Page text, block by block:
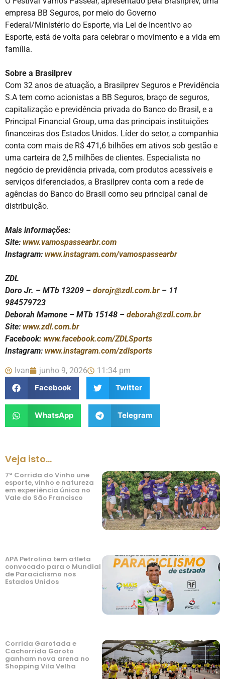
empresa BB Seguros, por meio do Governo
Federal/Ministério do Esporte, via Lei de Incentivo ao
Esporte, está de volta para celebrar o movimento e a vida em
família.
Sobre a Brasilprev
Com 32 anos de atuação, a Brasilprev Seguros e Previdência
S.A tem como acionistas a BB Seguros, braço de seguros,
capitalização e previdência privada do Banco do Brasil, e a
Principal Financial Group, uma das principais instituições
financeiras dos Estados Unidos. Líder do setor, a companhia
conta com mais de R$ 471,6 bilhões em ativos sob gestão e
uma carteira de 2,5 milhões de clientes. Especialista no
negócio de previdência privada, com produtos acessíveis e
serviços diferenciados, a Brasilprev conta com a rede de
agências do Banco do Brasil como seu principal canal de
distribuição.
Mais informações:
Site: www.vamospassearbr.com
Instagram: www.instagram.com/vamospassearbr
ZDL
Doro Jr. – MTb 13209 – dorojr@zdl.com.br – 11
984579723
Deborah Mamone – MTb 15148 – deborah@zdl.com.br
Site: www.zdl.com.br
Facebook: www.facebook.com/ZDLSports
Instagram: www.instagram.com/zdlsports
Ivan junho 9, 2026
11:34 pm
Facebook
Twitter
WhatsApp Telegram
Veja isto...
7ª Corrida do Vinho une
esporte, vinho e natureza
em experiência única no
Vale do São Francisco
APA Petrolina tem atleta
convocado para o Mundial
de Paraciclismo nos
Estados Unidos
Corrida Garotada e
Cachorrida Garoto
ganham nova arena no
Shopping Vila Velha